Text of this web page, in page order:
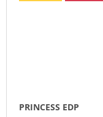
PRINCESS EDP